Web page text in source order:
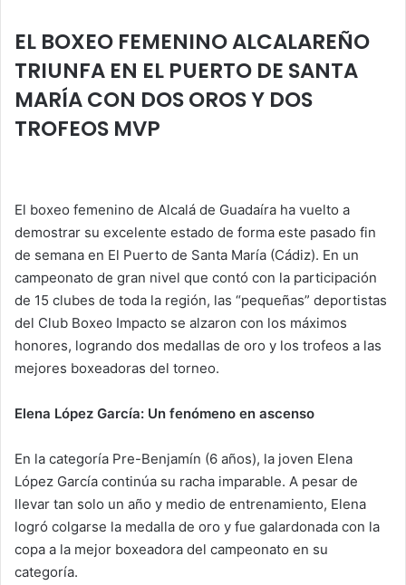
s
A
p
p
e
b
o
o
er e
dI
n
l
p
ar
tir
EL BOXEO FEMENINO ALCALAREÑO
TRIUNFA EN EL PUERTO DE SANTA
MARÍA CON DOS OROS Y DOS
TROFEOS MVP
El boxeo femenino de Alcalá de Guadaíra ha vuelto a
demostrar su excelente estado de forma este pasado fin
de semana en El Puerto de Santa María (Cádiz). En un
campeonato de gran nivel que contó con la participación
de 15 clubes de toda la región, las “pequeñas” deportistas
del Club Boxeo Impacto se alzaron con los máximos
honores, logrando dos medallas de oro y los trofeos a las
mejores boxeadoras del torneo.
Elena López García: Un fenómeno en ascenso
En la categoría Pre-Benjamín (6 años), la joven Elena
López García continúa su racha imparable. A pesar de
llevar tan solo un año y medio de entrenamiento, Elena
logró colgarse la medalla de oro y fue galardonada con la
copa a la mejor boxeadora del campeonato en su
categoría.